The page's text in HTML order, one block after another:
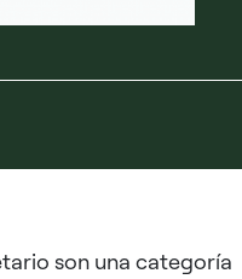
son una categoría